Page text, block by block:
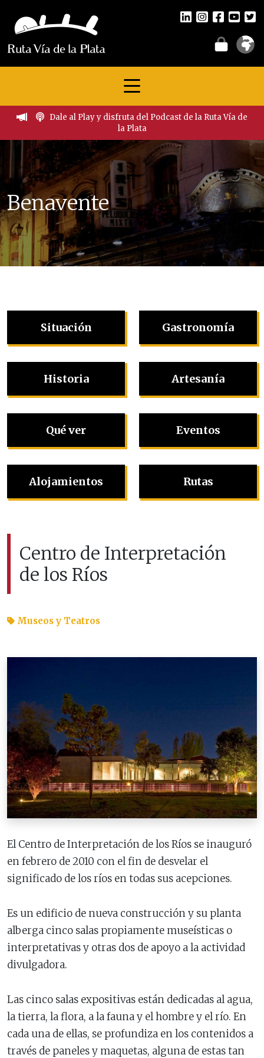
Dale al Play y disfruta del Podcast de la Ruta Vía de
la Plata
Benavente
Situación
Historia
Qué ver
Alojamientos
Gastronomía
Artesanía
Eventos
Rutas
Centro de Interpretación
de los Ríos
Museos y Teatros
El Centro de Interpretación de los Ríos se inauguró
en febrero de 2010 con el fin de desvelar el
significado de los ríos en todas sus acepciones.
Es un edificio de nueva construcción y su planta
alberga cinco salas propiamente museísticas o
interpretativas y otras dos de apoyo a la actividad
divulgadora.
Las cinco salas expositivas están dedicadas al agua,
la tierra, la flora, a la fauna y el hombre y el río. En
cada una de ellas, se profundiza en los contenidos a
través de paneles y maquetas, alguna de estas tan